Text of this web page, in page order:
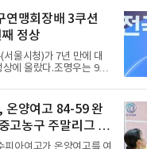
21분 그라운드를 밟은
비 라인 사이를 찌르는
를 받은 로베르트 보제니
오른발 슈팅으로 골망을
. 프랑스 올랭피크 리옹
시즌 첫
연맹회장배 3쿠션
정상
울시청)가 7년 만에 대
에 올랐다.조명우는 9일
대한당구연맹회장배
션 남자부 결승에서 송
)를 50-36으로 꺾었다.
즈'로 성장한 후배와의 대
회에서 만 19세 5개월로
온양여고 84-59 완
고농구 주말리그 왕